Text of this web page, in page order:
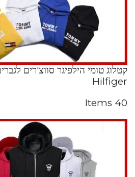
Hilfiger
40 Items